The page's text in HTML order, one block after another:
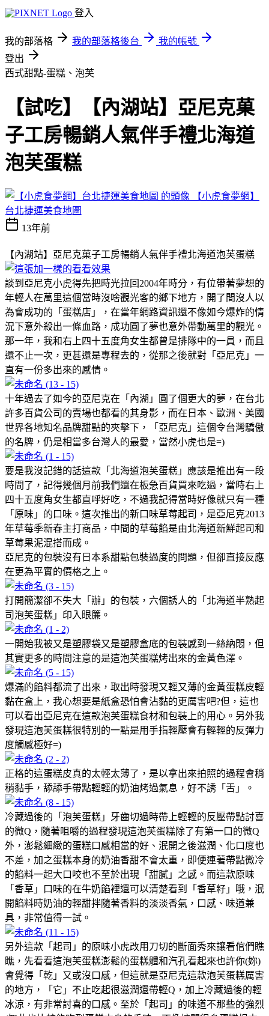
登入
我的部落格 我的部落格後台
我的帳號
登出
西式甜點-蛋糕、泡芙
【試吃】【內湖站】亞尼​克菓
子工房暢銷人氣伴​手禮北海道
泡芙蛋糕
【小虎食夢網】
台北捷運美食地圖
13年前
【內湖站】亞尼​克菓子工房暢銷人氣伴​手禮北海道泡芙蛋糕
談到亞尼克小虎得先把時光拉回2004年時分，有位帶著夢想的
年輕人在萬里這個當時沒啥觀光客的鄉下地方，開了間沒人以
為會成功的「蛋糕店」，在當年網路資訊還不像如今爆炸的情
況下意外殺出一條血路，成功圓了夢也意外帶動萬里的觀光。
那一年，我和右上四十五度角女生都曾是排隊中的一員，而且
還不止一次，更甚還是專程去的，從那之後就對「亞尼克」一
直有一份多出來的感情。
十年過去了如今的亞尼克在「內湖」圓了個更大的夢，在台北
許多百貨公司的賣場也都看的其身影，而在日本、歐洲、美國
世界各地知名品牌甜點的夾擊下，「亞尼克」這個令台灣驕傲
的名牌，仍是相當多台灣人的最愛，當然小虎也是=)
要是我沒記錯的話這款「北海道泡芙蛋糕」應該是推出有一段
時間了，記得幾個月前我們還在板急百貨買來吃過，當時右上
四十五度角女生都直呼好吃，不過我記得當時好像就只有一種
「原味」的口味。這次推出的新口味草莓起司，是亞尼克2013
年草莓季新春主打商品，中間的草莓餡是由北海道新鮮起司和
草莓果泥混搭而成。
亞尼克的包裝沒有日本系甜點包裝過度的問題，但卻直接反應
在更為平實的價格之上。
打開簡潔卻不失大「辦」的包裝，六個誘人的「北海道半熟起
司泡芙蛋糕」印入眼簾。
一開始我被又是塑膠袋又是塑膠盒底的包裝感到一絲納悶，但
其實更多的時間注意的是這泡芙蛋糕烤出來的金黃色澤。
爆滿的餡料都流了出來，取出時發現又輕又薄的金黃蛋糕皮輕
黏在盒上，我心想要是紙盒恐怕會沾黏的更厲害吧?但，這也
可以看出亞尼克在這款泡芙蛋糕食材和包裝上的用心。另外我
發現這泡芙蛋糕很特別的一點是用手指輕壓會有輕輕的反彈力
度觸感極好=)
正格的這蛋糕皮真的太輕太薄了，是以拿出來拍照的過程會稍
稍黏手，舔舔手帶點輕輕的奶油烤過氣息，好不誘「舌」。
冷藏過後的「泡芙蛋糕」牙齒切過時帶上輕輕的反壓帶點討喜
的微Q，隨著咀嚼的過程發現這泡芙蛋糕除了有第一口的微Q
外，澎鬆細緻的蛋糕口感相當的好、泯開之後滋潤、化口度也
不差，加之蛋糕本身的奶油香甜不會太重，即便連著帶點微冷
的餡料一起大口咬也不至於出現「甜膩」之感。而這款原味
「香草」口味的在牛奶餡裡還可以清楚看到「香草籽」哦，泯
開餡料時奶油的輕甜拌隨著香料的淡淡香氣，口感、味道兼
具，非常值得一試。
另外這款「起司」的原味小虎改用刀切的斷面秀來讓看倌們瞧
瞧，先看看這泡芙蛋糕澎鬆的蛋糕體和汽孔看起來也許你(妳)
會覺得「乾」又或沒口感，但這就是亞尼克這款泡芙蛋糕厲害
的地方，「它」不止吃起很滋潤還帶輕Q，加上冷藏過後的輕
冰涼，有非常討喜的口感。至於「起司」的味道不那些的強烈